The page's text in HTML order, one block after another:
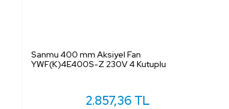
Sanmu 400 mm Aksiyel Fan
YWF(K)4E400S-Z 230V 4 Kutuplu
2.857,36 TL